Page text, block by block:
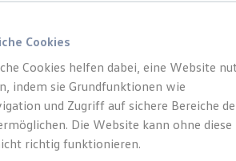
Angebote
Leasing
Gebrauchtwagen-Leasing
Leasing
Leasing
ohne Anzahlung
für sich.
Cookies
Cookies helfen dabei, eine Website
indem sie Grundfunktionen wie
und Zugriff auf sichere Bereiche
Die Website kann ohne diese
richtig funktionieren.